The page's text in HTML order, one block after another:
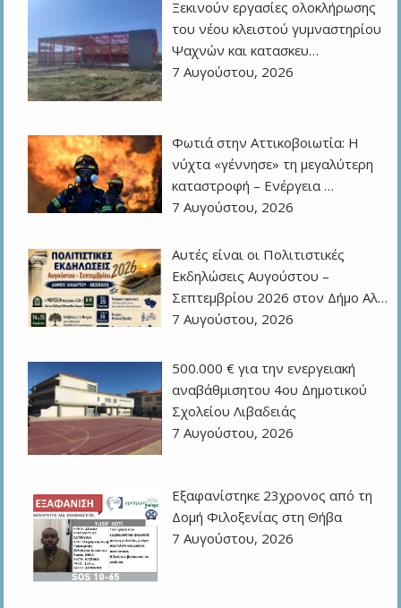
Ξεκινούν εργασίες ολοκλήρωσης
του νέου κλειστού γυμναστηρίου
Ψαχνών και κατασκευ…
7 Αυγούστου, 2026
Φωτιά στην Αττικοβοιωτία: Η
νύχτα «γέννησε» τη μεγαλύτερη
καταστροφή – Ενέργεια …
7 Αυγούστου, 2026
Αυτές είναι οι Πολιτιστικές
Εκδηλώσεις Αυγούστου –
Σεπτεμβρίου 2026 στον Δήμο Αλ…
7 Αυγούστου, 2026
500.000 € για την ενεργειακή
αναβάθμισητου 4ου Δημοτικού
Σχολείου Λιβαδειάς
7 Αυγούστου, 2026
Εξαφανίστηκε 23χρονος από τη
Δομή Φιλοξενίας στη Θήβα
7 Αυγούστου, 2026